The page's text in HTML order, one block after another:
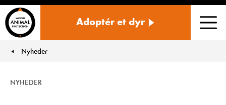
Adoptér et dyr
You are here:
Nyheder
NYHEDER